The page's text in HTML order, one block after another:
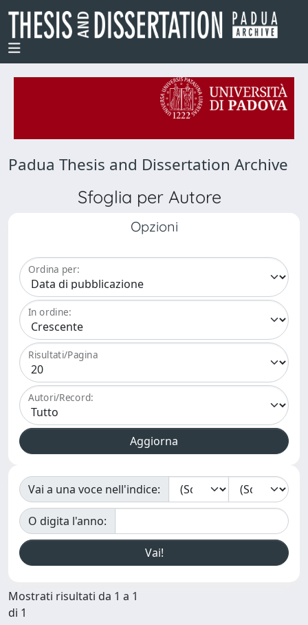
Padua Thesis and Dissertation Archive
Sfoglia per Autore
Opzioni
Ordina per:
In ordine:
Risultati/Pagina
Autori/Record:
Vai a una voce nell'indice:
O digita l'anno:
Mostrati risultati da 1 a 1
di 1